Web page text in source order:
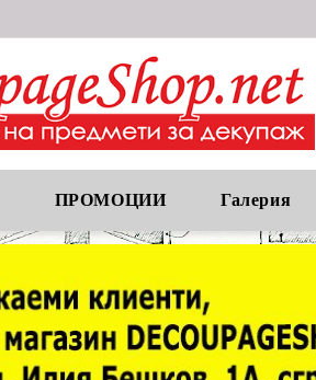
ПРОМОЦИИ Галерия